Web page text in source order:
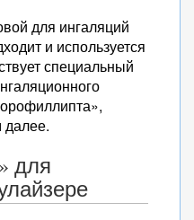
для ингаляций
и используется
специальный
для